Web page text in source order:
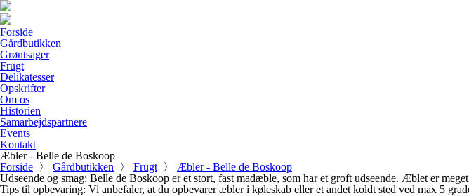
Forside
Gårdbutikken
Grøntsager
Frugt
Delikatesser
Opskrifter
Om os
Historien
Samarbejdspartnere
Events
Kontakt
Æbler - Belle de Boskoop
Forside 〉 Gårdbutikken 〉 Frugt 〉 Æbler - Belle de Boskoop
Udseende og smag: Belle de Boskoop er et stort, fast madæble, som har et groft udseende. Æblet er
Tips til opbevaring: Vi anbefaler, at du opbevarer æbler i køleskab eller et andet koldt sted ved max 5